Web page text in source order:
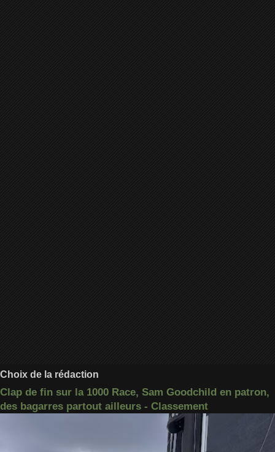
Choix de la rédaction
Clap de fin sur la 1000 Race, Sam Goodchild en patron,
des bagarres partout ailleurs - Classement